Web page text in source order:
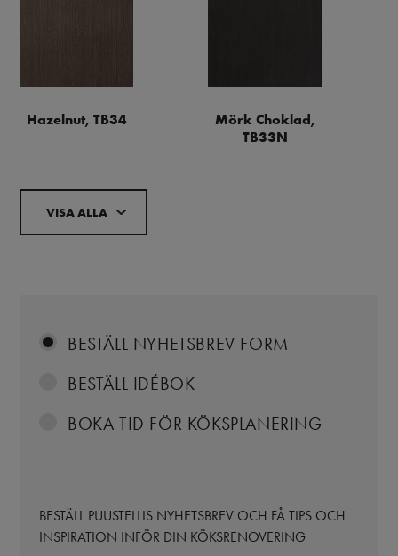
Hazelnut, TB34
Mörk Choklad,
TB33N
VISA ALLA
BESTÄLL NYHETSBREV FORM
BESTÄLL IDÉBOK
BOKA TID FÖR KÖKSPLANERING
BESTÄLL PUUSTELLIS NYHETSBREV OCH FÅ TIPS OCH
INSPIRATION INFÖR DIN KÖKSRENOVERING